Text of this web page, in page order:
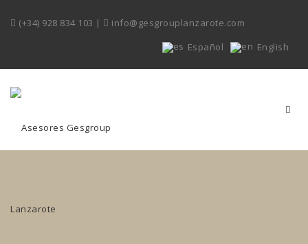
(+34) 928 834 103 |
info@gesgrouplanzarote.com
Español
English